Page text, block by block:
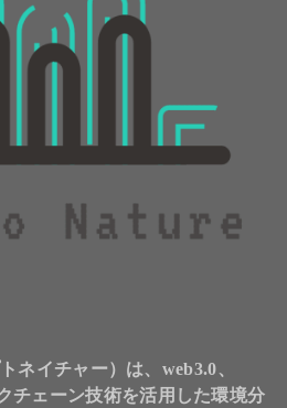
ネイチャー）は、web3.0、
チェーン技術を活用した環境分